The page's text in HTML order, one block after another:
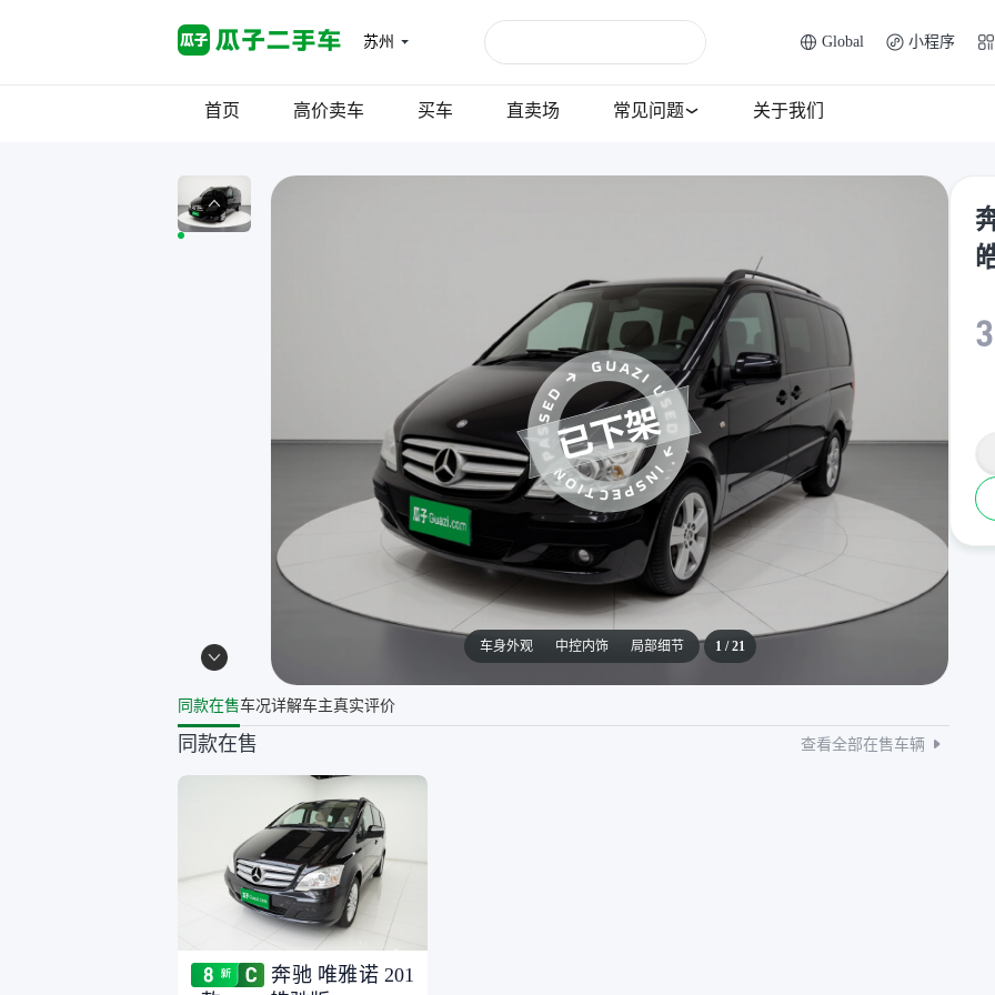
苏州 Global 小程序
首页 高价卖车 买车 直卖场 常见问题 关于我们
车身外观 中控内饰 局部细节 1/21
同款在售车况详解车主真实评价
同款在售 查看全部在售车辆
奔驰 唯雅诺 201